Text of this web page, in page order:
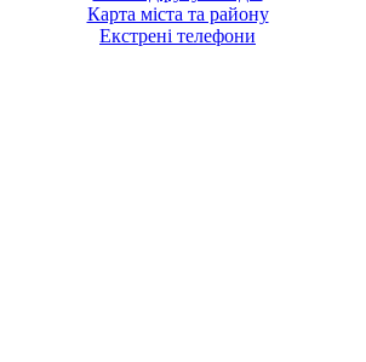
Карта міста та району
Екстрені телефони